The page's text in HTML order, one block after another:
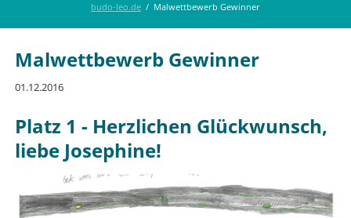
budo-leo.de Malwettbewerb Gewinner
Malwettbewerb Gewinner
01.12.2016
Platz 1 - Herzlichen Glückwunsch,
liebe Josephine!